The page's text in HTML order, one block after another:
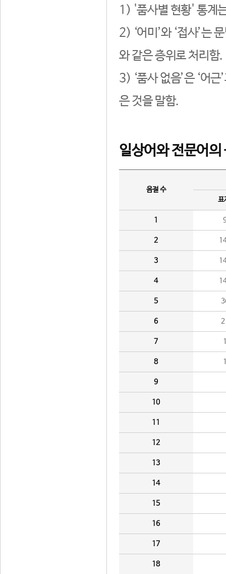
1) '품사별 현황' 통계
2) ‘어미’와 ‘접사’는
와 같은 층위로 처리함.
3) ‘품사 없음’은 ‘어
은 것을 말함.
일상어와 전문어의
음절 수
표
1
2
3
4
5
6
7
8
9
10
11
12
13
14
15
16
17
18